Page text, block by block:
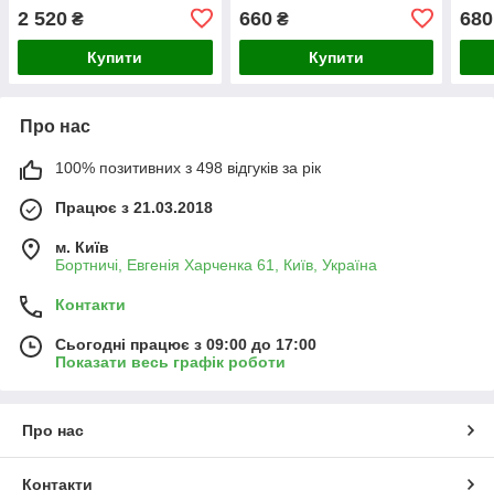
2 520 ₴
Купити
660₴
Купити
680
Про нас
100% позитивних з 498 відгуків за рік
Працює з 21.03.2018
м. Київ
Бортничі, Евгенія Харченка 61, Київ, Україна
Контакти
Сьогодні працює з 09:00 до 17:00
Показати весь графік роботи
Про нас
Контакти